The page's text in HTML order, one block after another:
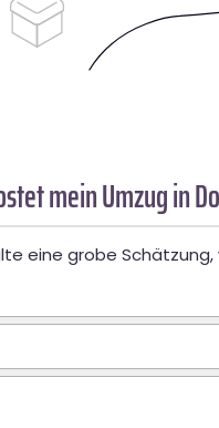
mein Umzug in
eine grobe